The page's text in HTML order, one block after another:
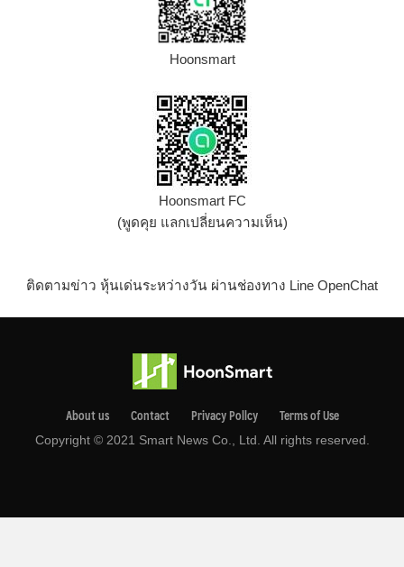
Hoonsmart
Hoonsmart FC
(พูดคุย แลกเปลี่ยนความเห็น)
ติดตามข่าว หุ้นเด่นระหว่างวัน ผ่านช่องทาง Line OpenChat
About us Contact Privacy Pollcy Terms of Use
Copyright © 2021 Smart News Co., Ltd. All rights reserved.